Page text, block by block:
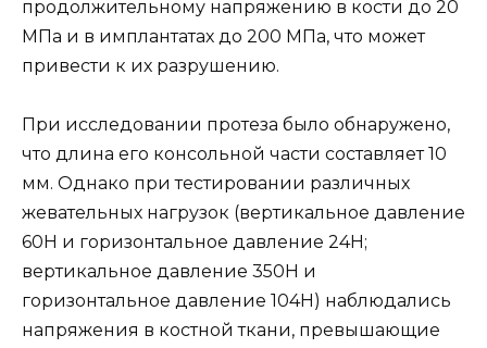
продолжительному напряжению в кости до 20
МПа и в имплантатах до 200 МПа, что может
привести к их разрушению.
При исследовании протеза было обнаружено,
что длина его консольной части составляет 10
мм. Однако при тестировании различных
жевательных нагрузок (вертикальное давление
60Н и горизонтальное давление 24Н;
вертикальное давление 350Н и
горизонтальное давление 104Н) наблюдались
напряжения в костной ткани, превышающие